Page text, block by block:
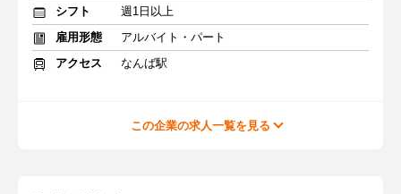
シフト
週1日以上
雇用形態
アルバイト・パート
アクセス
なんば駅
この企業の求人一覧を見る